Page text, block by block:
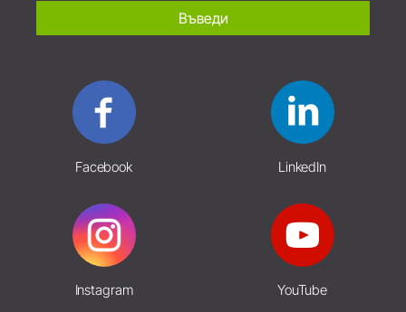
Въведи
Facebook LinkedIn
Instagram YouTube